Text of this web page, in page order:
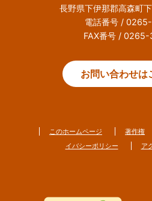
長野県下伊那郡高森町
電話番号 /
FAX番号 /
お問い合わせは
このホームページ 著作権
イバシーポリシー
ア